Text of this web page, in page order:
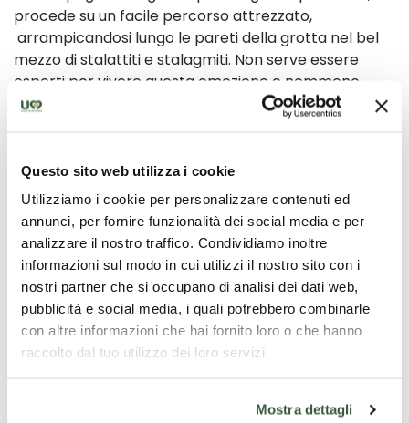
Questo sito web utilizza i cookie
Utilizziamo i cookie per personalizzare contenuti ed
annunci, per fornire funzionalità dei social media e per
analizzare il nostro traffico. Condividiamo inoltre
informazioni sul modo in cui utilizzi il nostro sito con i
nostri partner che si occupano di analisi dei dati web,
pubblicità e social media, i quali potrebbero combinarle
con altre informazioni che hai fornito loro o che hanno
raccolto dal tuo utilizzo dei loro servizi.
Mostra dettagli
procede su un facile percorso attrezzato,
arrampicandosi lungo le pareti della grotta nel bel
mezzo di stalattiti e stalagmiti. Non serve essere
esperti per vivere questa emozione e nemmeno
possedere particolari abilità, basta avere uno spirito
avventuroso, avere voglia di camminare e stare in
fisici o paura delle altezze e dei luoghi chiusi. La guida
fornirà tutta l’attrezzatura necessaria e vi
accompagna in questa avventura, il divertimento e
l’adrenalina sono assicurati.
Requisiti
Il materiale tecnico necessario, ad eccezione
dell’abbigliamento personale, verrà fornito dalla
guida.